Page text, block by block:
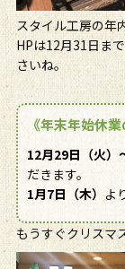
スタイル工房の年
HPは12月31日ま
さいね。
《年末年始休
12月29日（火）
だきます。
1月7日（木） よ
もうすぐクリスマ